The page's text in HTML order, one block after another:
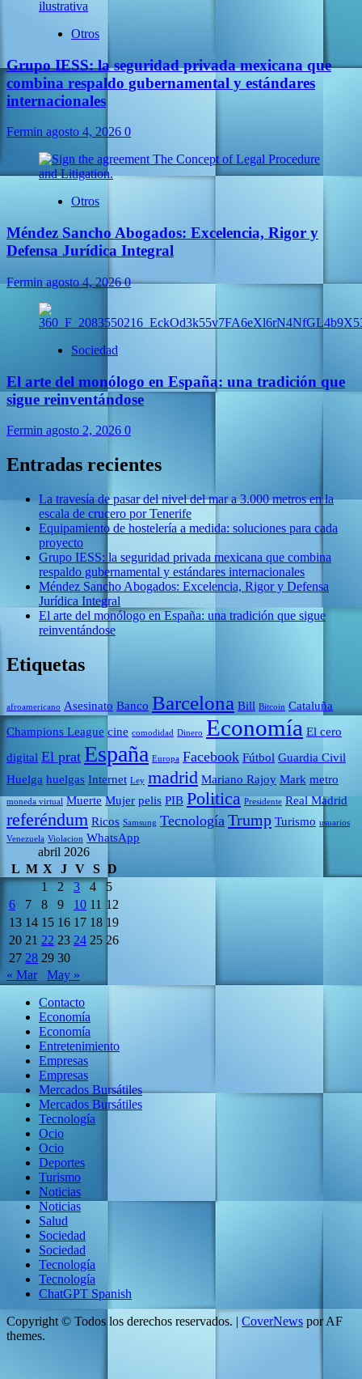
Otros
Grupo IESS: la seguridad privada mexicana que
combina respaldo gubernamental y estándares
internacionales
Fermin agosto 4, 2026 0
Otros
Méndez Sancho Abogados: Excelencia, Rigor y
Defensa Jurídica Integral
Fermin agosto 4, 20260
Sociedad
El arte del monólogo en España: una tradición que
sigue reinventándose
Fermin agosto 2, 2026 0
Entradas recientes
La travesía de pasar del nivel del mar a 3.000 metros en la
escala de crucero por Tenerife
Equipamiento de hostelería a medida: soluciones para cada
proyecto
Grupo IESS: la seguridad privada mexicana que combina
respaldo gubernamental y estándares internacionales
Méndez Sancho Abogados: Excelencia, Rigor y Defensa
Jurídica Integral
El arte del monólogo en España: una tradición que sigue
reinventándose
Etiquetas
afroamericano Asesinato Banco Barcelona Bill Bitcoin Cataluña
Champions League cine comodidad Dinero Economía El cero
digital El prat España Europa Facebook Fútbol Guardia Civil
Huelga huelgas Internet Ley madrid Mariano Rajoy Mark metro
moneda virtual Muerte Mujer pelis PIB Politica Presidente Real Madrid
referéndum Ricos Samsung Tecnología Trump Turismo usuarios
Venezuela Violacion WhatsApp
abril 2026
L M X J V S D
1
2 3 4
5
6
7 8 9 10 11 12
13 14 15 16 17 18 19
20 21 22 23 24 25 26
27 28 29 30
« Mar
May »
Contacto
Economía
Economía
Entretenimiento
Empresas
Empresas
Mercados Bursátiles
Mercados Bursátiles
Tecnología
Ocio
Ocio
Deportes
Turismo
Noticias
Noticias
Salud
Sociedad
Sociedad
Tecnología
Tecnología
ChatGPT Spanish
Copyright © Todos los derechos reservados. | CoverNews por AF
themes.